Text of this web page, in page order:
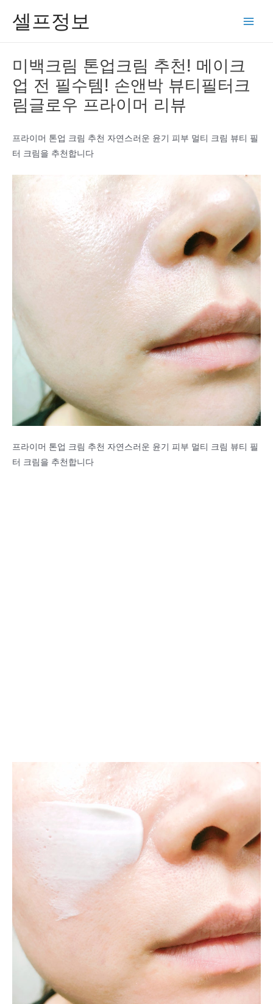
셀프정보
미백크림 톤업크림 추천! 메이크
업 전 필수템! 손앤박 뷰티필터크
림글로우 프라이머 리뷰
프라이머 톤업 크림 추천 자연스러운 윤기 피부 멀티 크림 뷰티 필
터 크림을 추천합니다
프라이머 톤업 크림 추천 자연스러운 윤기 피부 멀티 크림 뷰티 필
터 크림을 추천합니다